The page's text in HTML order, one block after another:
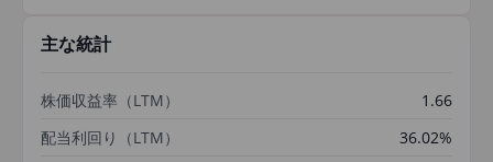
主な統計
株価収益率（LTM）
1.66
配当利回り（LTM）
36.02%